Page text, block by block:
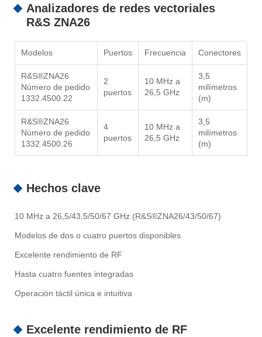
Analizadores de redes vectoriales
R&S ZNA26
Modelos Puertos Frecuencia Conectores
R&S®ZNA26
Número de pedido
1332.4500.22
2
puertos
10 MHz a
26,5 GHz
3,5
milímetros
(m)
R&S®ZNA26
Número de pedido
1332.4500.26
4
puertos
10 MHz a
26,5 GHz
3,5
milímetros
(m)
Hechos clave
10 MHz a 26,5/43,5/50/67 GHz (R&S®ZNA26/43/50/67)
Modelos de dos o cuatro puertos disponibles
Excelente rendimiento de RF
Hasta cuatro fuentes integradas
Operación táctil única e intuitiva
Excelente rendimiento de RF